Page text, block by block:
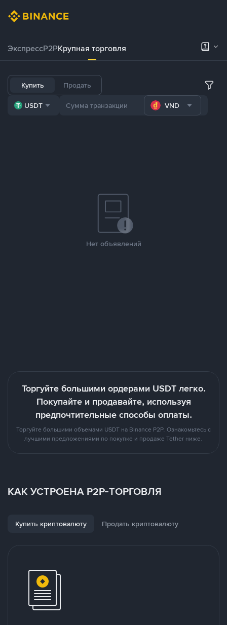
ЭкспрессP2PКрупная торговля
Купить Продать
USDT VND
Нет объявлений
Торгуйте большими ордерами USDT легко.
Покупайте и продавайте, используя
предпочтительные способы оплаты.
Торгуйте большими объемами USDT на Binance P2P. Ознакомьтесь с
лучшими предложениями по покупке и продаже Tether ниже.
КАК УСТРОЕНА P2P-ТОРГОВЛЯ
Купить криптовалюту Продать криптовалюту